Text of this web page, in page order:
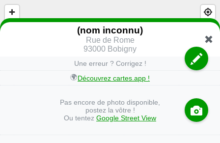
(nom inconnu)
Rue de Rome
93000 Bobigny
Une erreur ? Corrigez !
🌍Découvrez cartes.app !
Pas encore de photo disponible,
postez la vôtre !
Ou tentez Google Street View